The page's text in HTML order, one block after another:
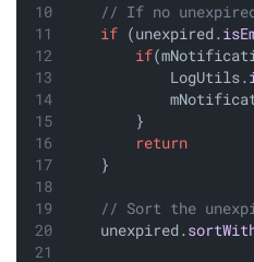
// If no
if (unexpired.
if
            LogUtils.
        }
return
    }
// Sort the
    unexpired.